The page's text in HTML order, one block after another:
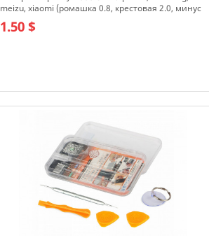
meizu, xiaomi (ромашка 0.8, крестовая 2.0, минус
2.0, T5,T6)
1.50 $